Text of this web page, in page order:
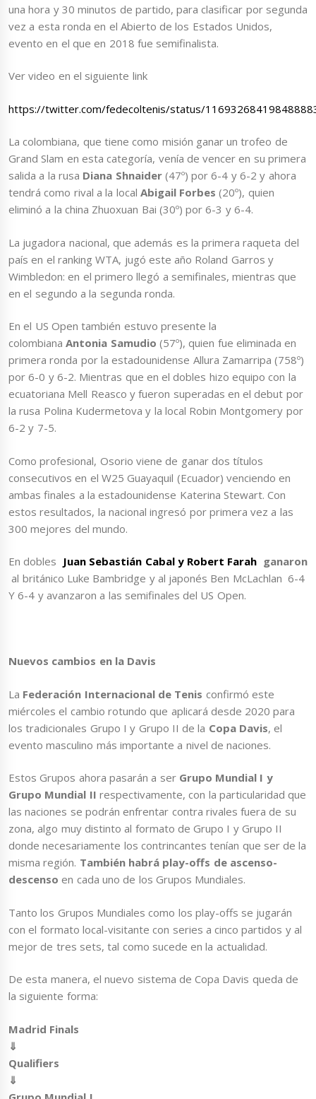
una hora y 30 minutos de partido, para clasificar por segunda
vez a esta ronda en el Abierto de los Estados Unidos,
evento en el que en 2018 fue semifinalista.
Ver video en el siguiente link
https://twitter.com/fedecoltenis/status/
La colombiana, que tiene como misión ganar un trofeo de
Grand Slam en esta categoría, venía de vencer en su primera
salida a la rusa Diana Shnaider(47º) por 6-4 y 6-2 y ahora
tendrá como rival a la local Abigail Forbes (20º), quien
eliminó a la china Zhuoxuan Bai (30º) por 6-3 y 6-4.
La jugadora nacional, que además es la primera raqueta del
país en el ranking WTA, jugó este año Roland Garros y
Wimbledon: en el primero llegó a semifinales, mientras que
en el segundo a la segunda ronda.
En el US Open también estuvo presente la
colombianaAntonia Samudio (57º), quien fue eliminada en
primera ronda por la estadounidense Allura Zamarripa (758º)
por 6-0 y 6-2. Mientras que en el dobles hizo equipo con la
ecuatoriana Mell Reasco y fueron superadas en el debut por
la rusa Polina Kudermetova y la local Robin Montgomery por
6-2 y 7-5.
Como profesional, Osorio viene de ganar dos títulos
consecutivos en el W25 Guayaquil (Ecuador) venciendo en
ambas finales a la estadounidense Katerina Stewart. Con
estos resultados, la nacional ingresó por primera vez a las
300 mejores del mundo.
En dobles Juan Sebastián Cabal y Robert Farah ganaron
al británico Luke Bambridge y al japonés Ben McLachlan 6-4
Y 6-4 y avanzaron a las semifinales del US Open.
Nuevos cambios en la Davis
La Federación Internacional de Tenis confirmó este
miércoles el cambio rotundo que aplicará desde 2020 para
los tradicionales Grupo I y Grupo II de la Copa Davis, el
evento masculino más importante a nivel de naciones.
Estos Grupos ahora pasarán a ser Grupo Mundial I y
Grupo Mundial II respectivamente, con la particularidad que
las naciones se podrán enfrentar contra rivales fuera de su
zona, algo muy distinto al formato de Grupo I y Grupo II
donde necesariamente los contrincantes tenían que ser de la
misma región. También habrá play-offs de ascenso-
descenso en cada uno de los Grupos Mundiales.
Tanto los Grupos Mundiales como los play-offs se jugarán
con el formato local-visitante con series a cinco partidos y al
mejor de tres sets, tal como sucede en la actualidad.
De esta manera, el nuevo sistema de Copa Davis queda de
la siguiente forma:
Madrid Finals
⇓
Qualifiers
⇓